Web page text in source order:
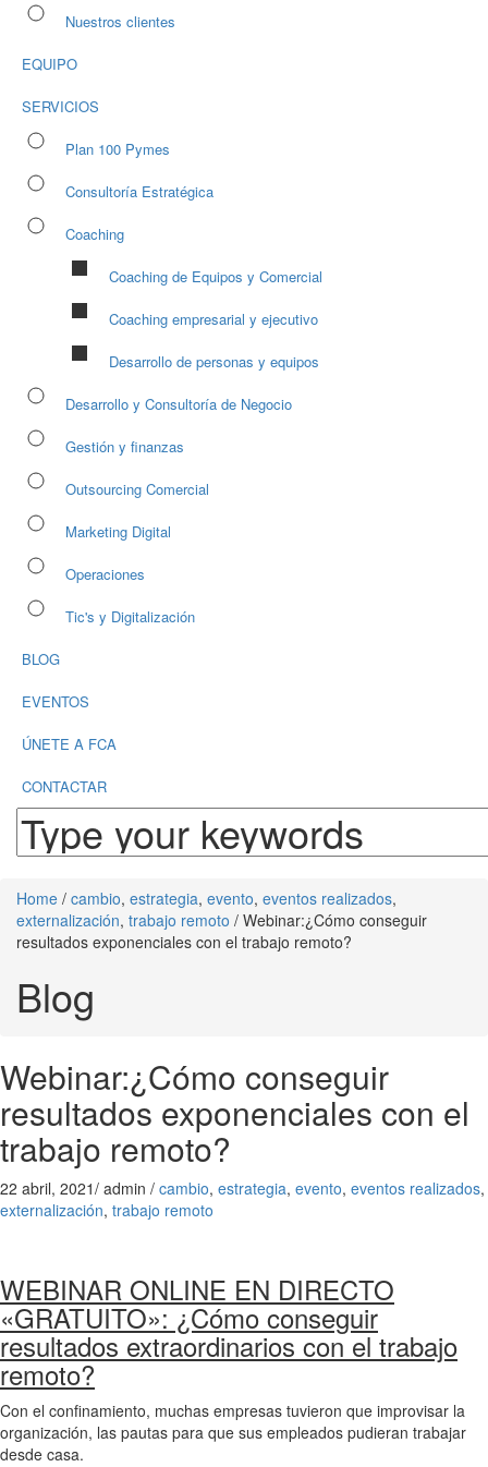
Nuestros clientes
EQUIPO
SERVICIOS
Plan 100 Pymes
Consultoría Estratégica
Coaching
Coaching de Equipos y Comercial
Coaching empresarial y ejecutivo
Desarrollo de personas y equipos
Desarrollo y Consultoría de Negocio
Gestión y finanzas
Outsourcing Comercial
Marketing Digital
Operaciones
Tic's y Digitalización
BLOG
EVENTOS
ÚNETE A FCA
CONTACTAR
Home / cambio, estrategia, evento, eventos realizados,
externalización, trabajo remoto / Webinar:¿Cómo conseguir
resultados exponenciales con el trabajo remoto?
Blog
Webinar:¿Cómo conseguir
resultados exponenciales con el
trabajo remoto?
22 abril, 2021/ admin / cambio, estrategia, evento, eventos realizados,
externalización, trabajo remoto
WEBINAR ONLINE EN DIRECTO
«GRATUITO»: ¿Cómo conseguir
resultados extraordinarios con el trabajo
remoto?
Con el confinamiento, muchas empresas tuvieron que improvisar la
organización, las pautas para que sus empleados pudieran trabajar
desde casa.